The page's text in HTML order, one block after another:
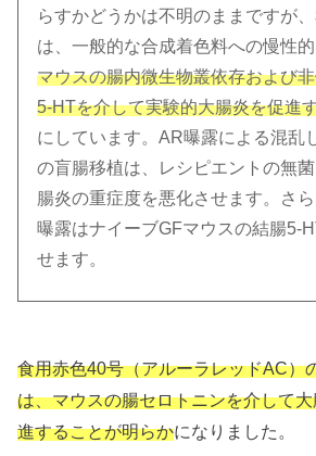
らすかどうかは不明のままですが
は、一般的な合成着色料への慢性的
マウスの腸内微生物叢依存および
5-HTを介して実験的大腸炎を促進
にしています。AR曝露による混乱
の盲腸移植は、レシピエントの無
腸炎の重症度を悪化させます。さ
曝露はナイーブGFマウスの結腸5-
せます。
食用赤色40号（アルーラレッドAC）
は、マウスの腸セロトニンを介して
進することが明らかになりました。